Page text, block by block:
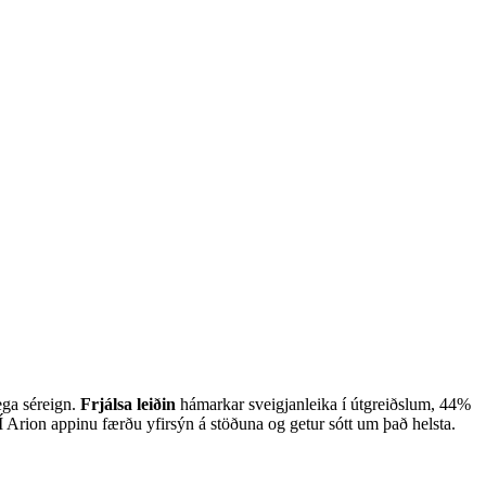
séreign. Frjálsa leiðin hámarkar sveigjanleika í útgreiðslum, 44%
appinu færðu yfirsýn á stöðuna og getur sótt um það helsta.